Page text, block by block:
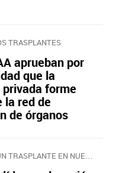
TRASPLANTES
aprueban por
que la
forme
la red de
de órganos